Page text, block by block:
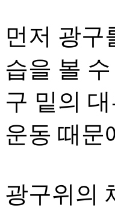
먼저 광구
습을 볼
구 밑의
운동 때문
광구위의